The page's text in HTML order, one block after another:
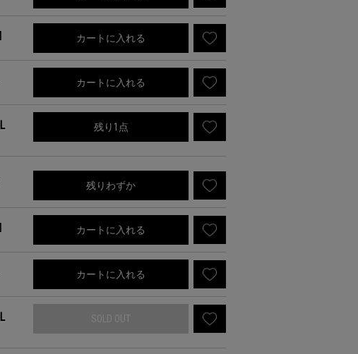
カートに入れる
カートに入れる
残り1点
残りわずか
カートに入れる
カートに入れる
SOLD OUT